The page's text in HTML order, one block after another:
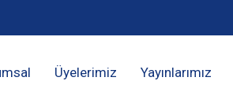
Üyelerimiz Yayınlarımız